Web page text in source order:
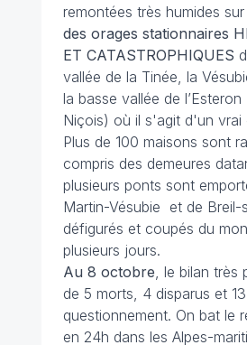
remontées très humides
des orages stationnaires
ET CATASTROPHIQUES
vallée de la Tinée, la
la basse vallée de
Niçois) où il s'agit d'un vrai
Plus de 100 maisons sont
compris des demeures
plusieurs ponts sont
Martin-Vésubie et de Breil-
défigurés et coupés du
plusieurs jours.
Au 8 octobre , le bilan
de 5 morts, 4 disparus et
questionnement. On bat le
en 24h dans les Alpes-